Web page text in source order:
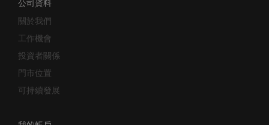
關於我們
工作機會
投資者關係
門市位置
可持續發展